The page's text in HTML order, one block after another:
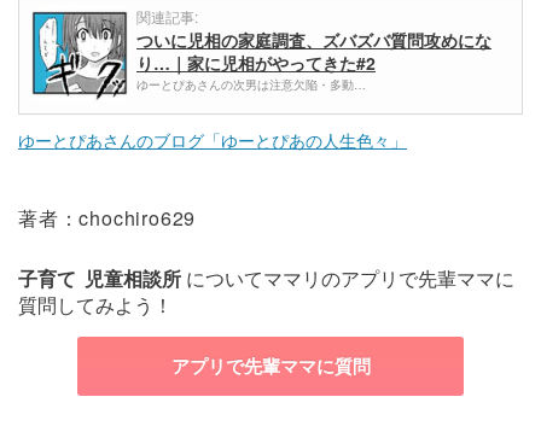
関連記事:
ついに児相の家庭調査、ズバズバ質問攻めにな
り…｜家に児相がやってきた#2
ゆーとぴあさんの次男は注意欠陥・多動…
ゆーとぴあさんのブログ「ゆーとぴあの人生色々」
著者：chochiro629
子育て 児童相談所 についてママリのアプリで先輩ママに
質問してみよう！
アプリで先輩ママに質問